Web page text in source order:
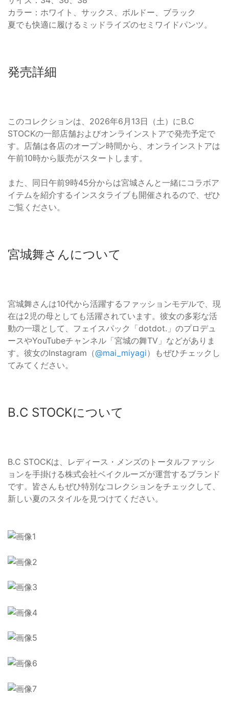
カラー：ホワイト、サックス、ボルドー、ブラック
夏でも快適に履けるミッドライズのセミワイドパンツ。
発売詳細
このコレクションは、2026年6月13日（土）にB.C
STOCKの一部店舗およびオンラインストアで発売予定で
す。店舗は各店のオープン時間から、オンラインストアは
午前10時から販売がスタートします。
また、同日午前9時45分からは宮城さんと一緒にコラボア
イテムを紹介するインスタライブも開催されるので、ぜひ
ご覧ください。
宮城舞さんについて
宮城舞さんは10代から活躍するファッションモデルで、現
在は2児の母としても活躍されています。彼女の多彩な活
動の一環として、フェイスパック「dotdot.」のプロデュ
ースやYouTubeチャンネル「宮城の舞TV」などがありま
す。彼女のInstagram（@mai_miyagi）もぜひチェックし
てみてください。
B.C STOCKについて
B.C STOCKは、レディース・メンズのトータルファッシ
ョンを手掛ける株式会社ベイクルーズが運営するブランド
です。皆さんもぜひ特別なコレクションをチェックして、
新しい夏のスタイルを見つけてください。